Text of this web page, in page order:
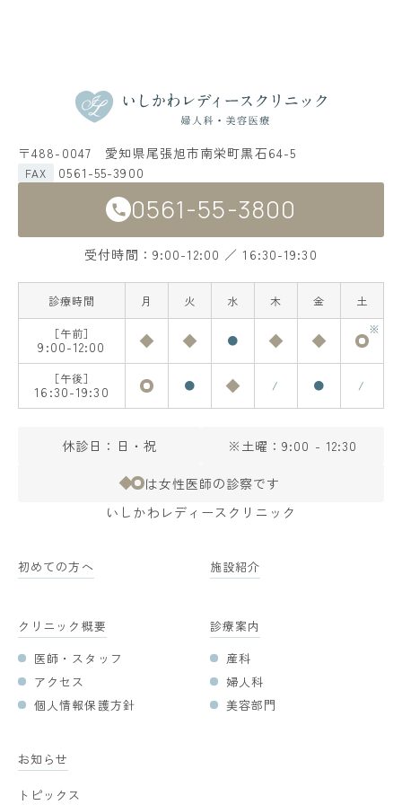
〒488-0047 愛知県尾張旭市南栄町黒石64-5
FAX 0561-55-3900
受付時間：9:00-12:00 ／ 16:30-19:30
0561-55-3800
診療時間 月 火 水 木 金 土
［午前］
9:00-12:00 ●
［午後］
16:30-19:30 ● / ● /
休診日：日・祝 ※土曜：9:00 - 12:30
は女性医師の診察です
いしかわレディースクリニック
初めての方へ
クリニック概要
医師・スタッフ
アクセス
個人情報保護方針
施設紹介
診療案内
産科
婦人科
美容部門
お知らせ
トピックス